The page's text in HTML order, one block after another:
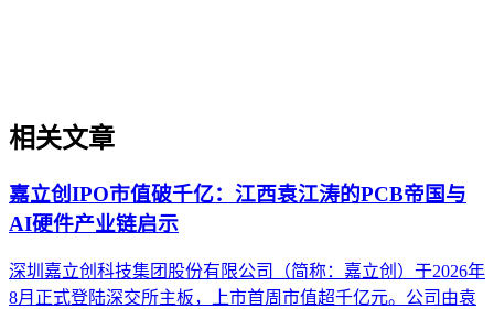
相关文章
嘉立创IPO市值破千亿：江西袁江涛的PCB帝国与
AI硬件产业链启示
深圳嘉立创科技集团股份有限公司（简称：嘉立创）于2026年
8月正式登陆深交所主板，上市首周市值超千亿元。公司由袁